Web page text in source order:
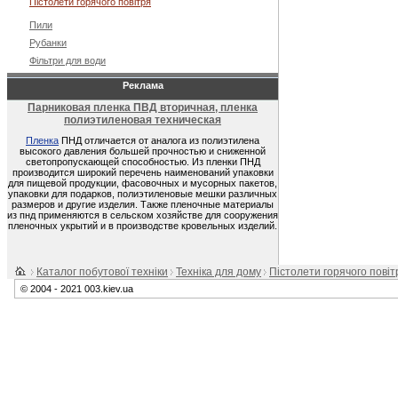
Пили
Рубанки
Фільтри для води
Реклама
Парниковая пленка ПВД вторичная, пленка
полиэтиленовая техническая
Пленка ПНД отличается от аналога из полиэтилена
высокого давления большей прочностью и сниженной
светопропускающей способностью. Из пленки ПНД
производится широкий перечень наименований упаковки
для пищевой продукции, фасовочных и мусорных пакетов,
упаковки для подарков, полиэтиленовые мешки различных
размеров и другие изделия. Также пленочные материалы
из пнд применяются в сельском хозяйстве для сооружения
пленочных укрытий и в производстве кровельных изделий.
Каталог побутової техніки Техніка для дому Пістолети горячого
© 2004 - 2021 003.kiev.ua